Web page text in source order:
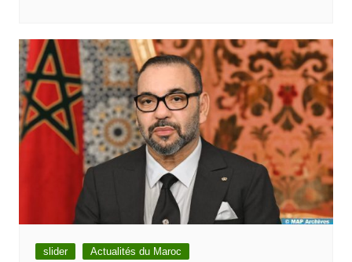
slider Actualités du Maroc